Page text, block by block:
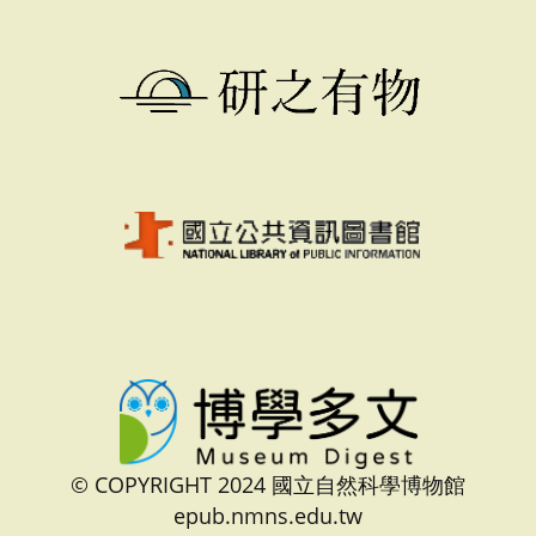
© COPYRIGHT 2024 國立自然科學博物館
epub.nmns.edu.tw